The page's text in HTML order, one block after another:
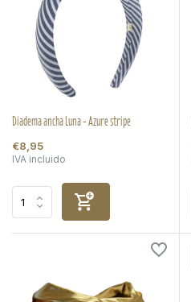
Diadema ancha Luna - Azure stripe
€8,95
IVA incluido